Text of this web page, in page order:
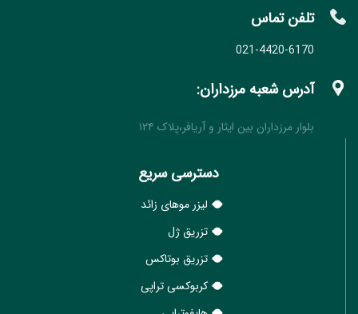
تلفن تماس
021-4420-6170
آدرس شعبه مرزداران:
بلوار مرزداران بین ایثار و آریافر،پلاک ۱۲۴
دسترسی سریع
لیزر موهای زائد
تزریق ژل
تزریق بوتاکس
کربوکسی تراپی